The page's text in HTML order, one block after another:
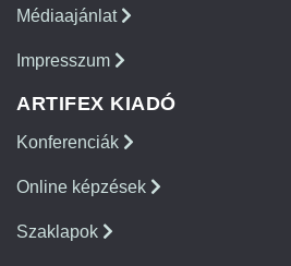
Médiaajánlat
Impresszum
ARTIFEX KIADÓ
Konferenciák
Online képzések
Szaklapok